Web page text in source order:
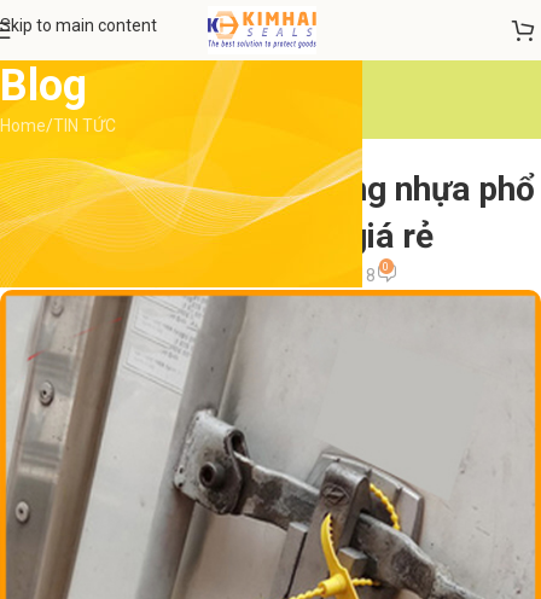
Skip to main content
Blog
Home TIN TỨC
Các loại seal niêm phong nhựa phổ
biến, Seal nhựa giá rẻ
On 2 Tháng 11, 2018 0